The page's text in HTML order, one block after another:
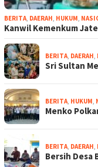
BERITA DAERAH HUKUM
Kanwil Kemenkum
BERITA DAERAH
Sri Sultan
BERITA HUKUM
Menko
BERITA DAERAH
Bersih Desa